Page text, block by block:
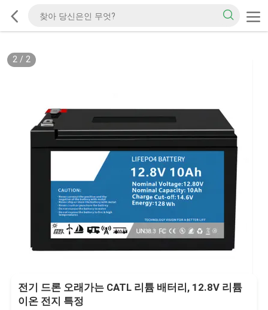
2/ 2
전기 드론 오래가는 CATL 리튬 배터리, 12.8V 리튬
이온 전지 특정